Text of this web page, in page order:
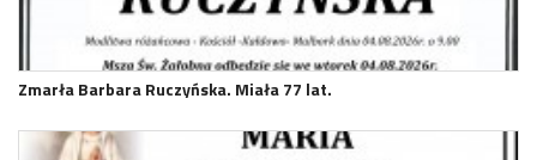
Zmarła Barbara Ruczyńska. Miała 77 lat.